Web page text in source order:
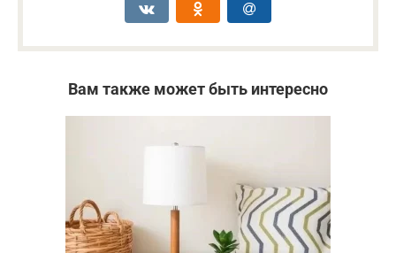
Вам также может быть интересно